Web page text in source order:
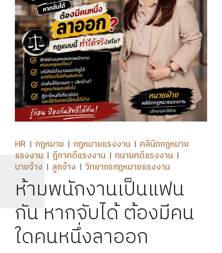
HR กฎหมาย กฏหมายแรงงาน
คลินิกกฎหมาย
แรงงาน
ฎีกาคดีแรงงาน
ทนายคดีแรงงาน
นายจ้าง
ลูกจ้าง วิทยากรกฎหมายแรงงาน
ห้ามพนักงานเป็นแฟน
กัน หากจับได้ ต้องมีคน
ใดคนหนึ่งลาออก